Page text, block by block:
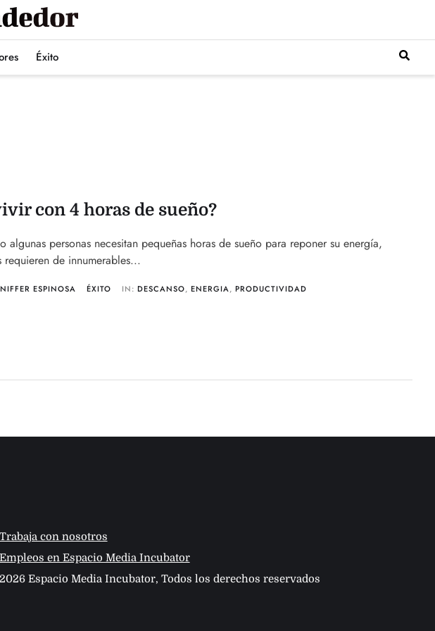
Éxito
con 4 horas de sueño?
algunas personas necesitan pequeñas horas de sueño para reponer su energía,
requieren de innumerables...
ESPINOSA ÉXITO IN:DESCANSO,ENERGIA,PRODUCTIVIDAD
Trabaja con nosotros
Empleos en Espacio Media Incubator
2026 Espacio Media Incubator, Todos los derechos reservados